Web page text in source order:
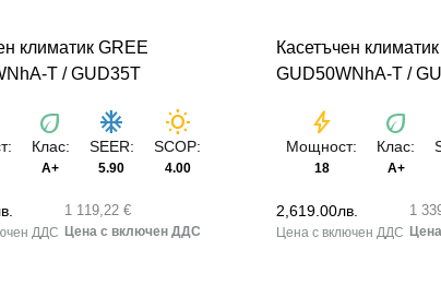
климатик GREE
T / GUD35T
eco
Клас:
А+
ac_unit
SEER:
5.90
wb_sunny
SCOP:
4.00
1 119,22 €
Касетъчен
GUD50WNhA-T /
bolt
Мощност:
18
eco
Клас:
А+
2,619.00лв. 1